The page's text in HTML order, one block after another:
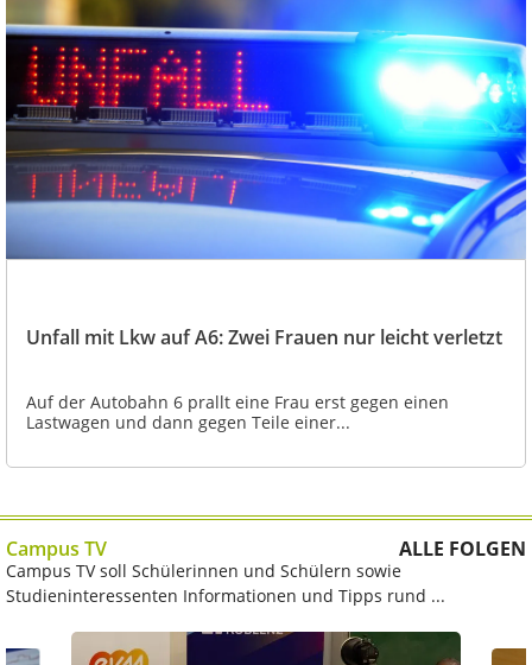
Unfall mit Lkw auf A6: Zwei Frauen nur leicht verletzt
Auf der Autobahn 6 prallt eine Frau erst gegen einen
Lastwagen und dann gegen Teile einer...
Campus TV ALLE FOLGEN
Campus TV soll Schülerinnen und Schülern sowie
Studieninteressenten Informationen und Tipps rund ...